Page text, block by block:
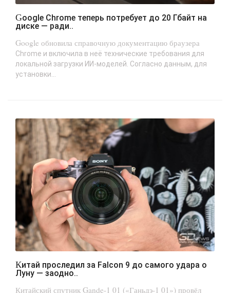
Google Chrome теперь потребует до 20 Гбайт на
диске — ради..
Google обновила справочную документацию браузера
Chrome и включила в неё технические требования для
локальной загрузки ИИ-моделей. Согласно данным, для
установки...
Китай проследил за Falcon 9 до самого удара о
Луну — заодно..
Китайский спутник Gande-1 01 («Ганьдэ-1 01») провёл